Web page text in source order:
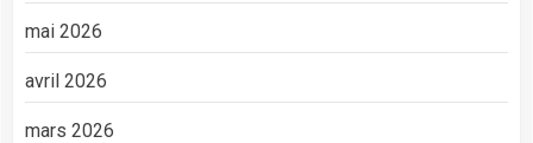
mai 2026
avril 2026
mars 2026